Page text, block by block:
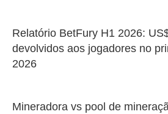
Relatório BetFury H1 2026:
devolvidos aos jogadores no
2026
Mineradora vs pool de